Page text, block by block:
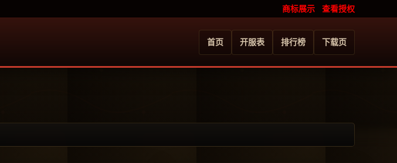
商标展示 查看授权
首页 开服表 排行榜 下载页